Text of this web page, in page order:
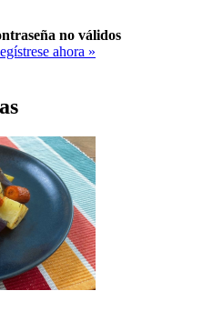
no válidos
ahora »